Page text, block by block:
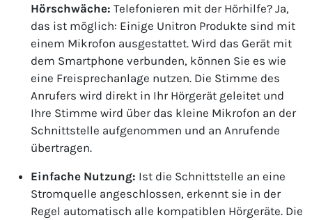
Hörschwäche: Telefonieren mit der Hörhilfe? Ja,
das ist möglich: Einige Unitron Produkte sind mit
einem Mikrofon ausgestattet. Wird das Gerät mit
dem Smartphone verbunden, können Sie es wie
eine Freisprechanlage nutzen. Die Stimme des
Anrufers wird direkt in Ihr Hörgerät geleitet und
Ihre Stimme wird über das kleine Mikrofon an der
Schnittstelle aufgenommen und an Anrufende
übertragen.
Einfache Nutzung: Ist die Schnittstelle an eine
Stromquelle angeschlossen, erkennt sie in der
Regel automatisch alle kompatiblen Hörgeräte. Die